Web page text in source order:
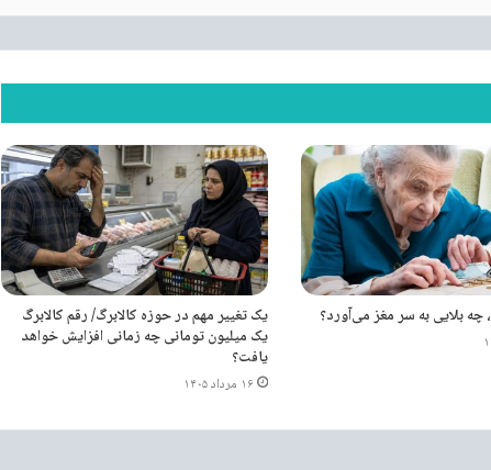
چه بلایی به سر مغز می‌آورد؟ یک تغییر مهم در حوزه کالابرگ/ رقم کالابرگ
یک میلیون تومانی چه زمانی افزایش خواهد
یافت؟
۱۶ مرداد ۱۴۰۵